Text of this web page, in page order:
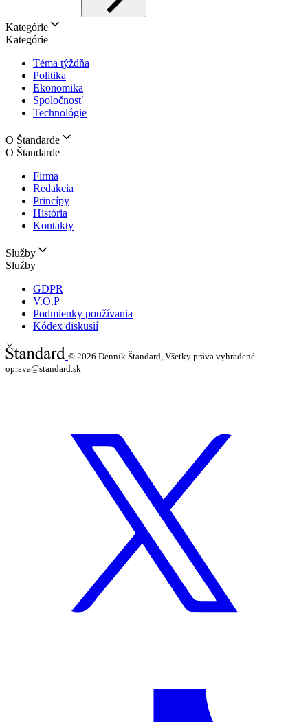
Kategórie
Kategórie
Téma týždňa
Politika
Ekonomika
Spoločnosť
Technológie
O Štandarde
O Štandarde
Firma
Redakcia
Princípy
História
Kontakty
Služby
Služby
GDPR
V.O.P
Podmienky používania
Kódex diskusií
© 2026 Denník Štandard, Všetky práva vyhradené |
oprava@standard.sk